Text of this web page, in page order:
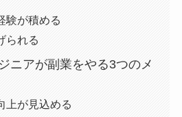
験が積める
られる
ニアが副業をやる3つのメ
上が見込める